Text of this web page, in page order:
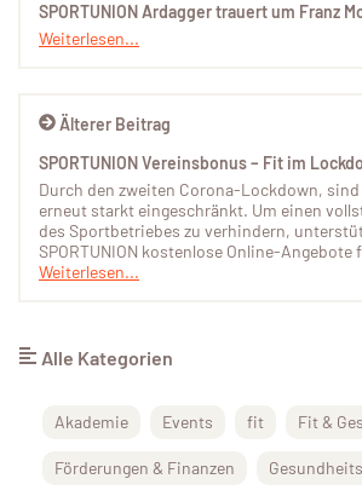
Älterer Beitrag
SPORTUNION Vereinsbonus – Fit im
Durch den zweiten Corona-Lockdown,
erneut starkt eingeschränkt. Um einen
des Sportbetriebes zu verhindern,
SPORTUNION kostenlose Online-Angebote
Weiterlesen...
SPORTUNION Ardagger trauert um Franz
Weiterlesen...
Alle Kategorien
Akademie Events fit Fit &
Förderungen & Finanzen